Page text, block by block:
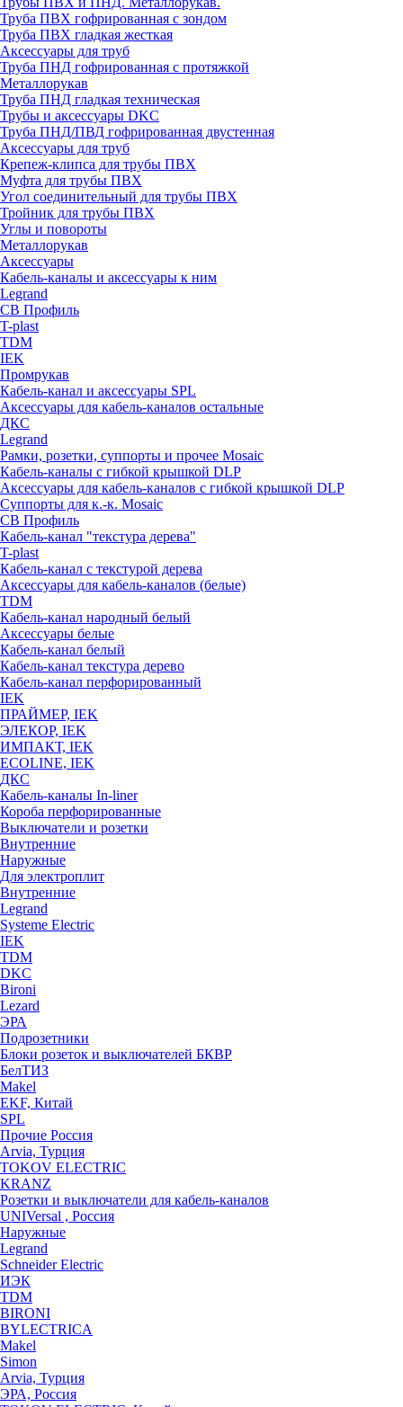
Труба ПВХ гофрированная с зондом
Труба ПВХ гладкая жесткая
Аксессуары для труб
Труба ПНД гофрированная с протяжкой
Металлорукав
Труба ПНД гладкая техническая
Трубы и аксессуары DKC
Труба ПНД/ПВД гофрированная двустенная
Аксессуары для труб
Крепеж-клипса для трубы ПВХ
Муфта для трубы ПВХ
Угол соединительный для трубы ПВХ
Тройник для трубы ПВХ
Углы и повороты
Металлорукав
Аксессуары
Кабель-каналы и аксессуары к ним
Legrand
СВ Профиль
T-plast
TDM
IEK
Промрукав
Кабель-канал и аксессуары SPL
Аксессуары для кабель-каналов остальные
ДКС
Legrand
Рамки, розетки, суппорты и прочее Mosaic
Кабель-каналы с гибкой крышкой DLP
Аксессуары для кабель-каналов с гибкой крышкой DLP
Суппорты для к.-к. Mosaic
СВ Профиль
Кабель-канал "текстура дерева"
T-plast
Кабель-канал с текстурой дерева
Аксессуары для кабель-каналов (белые)
TDM
Кабель-канал народный белый
Аксессуары белые
Кабель-канал белый
Кабель-канал текстура дерево
Кабель-канал перфорированный
IEK
ПРАЙМЕР, IEK
ЭЛЕКОР, IEK
ИМПАКТ, IEK
ECOLINE, IEK
ДКС
Кабель-каналы In-liner
Короба перфорированные
Выключатели и розетки
Внутренние
Наружные
Для электроплит
Внутренние
Legrand
Systeme Electric
IEK
TDM
DKC
Bironi
Lezard
ЭРА
Подрозетники
Блоки розеток и выключателей БКВР
БелТИЗ
Makel
EKF, Китай
SPL
Прочие Россия
Arvia, Турция
TOKOV ELECTRIC
KRANZ
Розетки и выключатели для кабель-каналов
UNIVersal , Россия
Наружные
Legrand
Schneider Electric
ИЭК
TDM
BIRONI
BYLECTRICA
Makel
Simon
Arvia, Турция
ЭРА, Россия